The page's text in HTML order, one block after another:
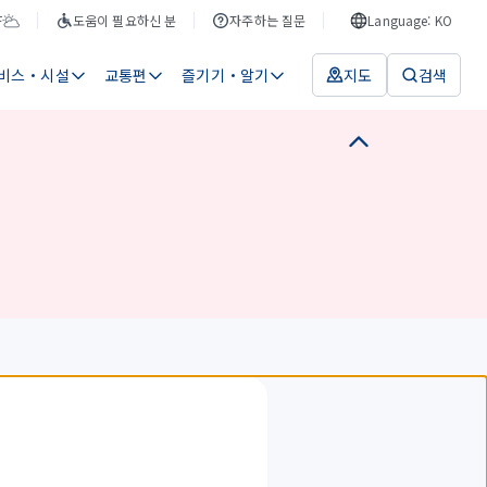
도움이 필요하신 분 자주하는 질문 Language: KO
스・시설 교통편 즐기기・알기 지도 검색